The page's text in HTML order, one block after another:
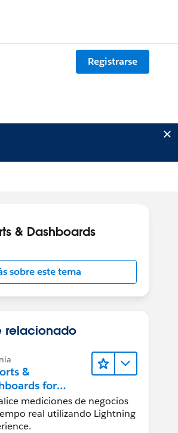
Registrarse
& Dashboards
sobre este tema
relacionado
&
for
Experience
mediciones de negocios
real utilizando Lightning